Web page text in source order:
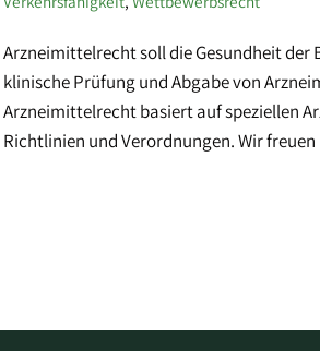
Arzneimittelrecht soll die Gesundheit
klinische Prüfung und Abgabe von
Arzneimittelrecht basiert auf speziellen
Richtlinien und Verordnungen. Wir